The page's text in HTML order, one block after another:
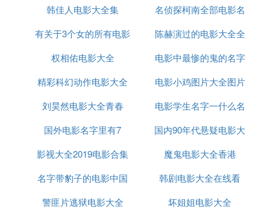
4.演职员表
5.制作发行
6.精彩台词
7.精彩花絮
者简介3.获奖情况
原片名 La Laggenda del pianista sull ' oceano（意大
利文）
系列简介
韩佳人电影大全集
名侦探柯南全部电影名
字2020
有关于3个女的所有电影
名字大全
陈赫演过的电影大全全
部
权相佑电影大全
电影中最惨的鬼的名字
精彩科幻动作电影大全
电影小鸡图片大全图片
大全图片大全图片大全
刘昊然电影大全青春
电影学生名字一什么名
字
国外电影名字里有7
国内90年代悬疑电影大
全
影视大全2019电影合集
魔鬼电影大全香港
名字带豹子的电影中国
动作片
韩剧电影大全在线看
警匪片逃狱电影大全
坏姐姐电影大全